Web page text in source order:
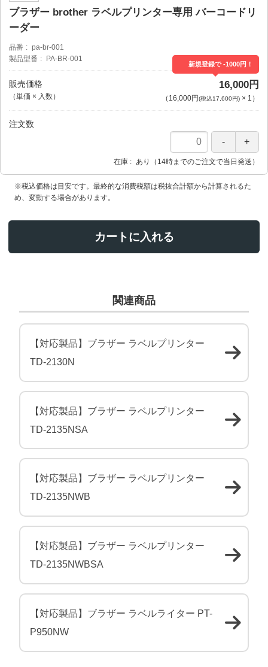
ブラザー brother ラベルプリンター専用 バーコードリ
ーダー
品番
pa-br-001
製品型番
PA-BR-001
販売価格
（単価 × 入数）
新規登録で -1000円！
16,000円
（ 16,000円(税込17,600円)× 1 ）
注文数
在庫 あり（14時までのご注文で当日発送）
※税込価格は目安です。最終的な消費税額は税抜合計額から計算されるた
め、変動する場合があります。
カートに入れる
関連商品
【対応製品】ブラザー ラベルプリンター
TD-2130N
【対応製品】ブラザー ラベルプリンター
TD-2135NSA
【対応製品】ブラザー ラベルプリンター
TD-2135NWB
【対応製品】ブラザー ラベルプリンター
TD-2135NWBSA
【対応製品】ブラザー ラベルライター PT-
P950NW